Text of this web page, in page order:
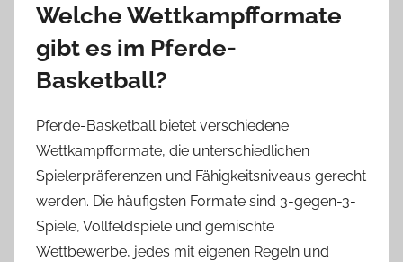
Welche Wettkampfformate
gibt es im Pferde-
Basketball?
Pferde-Basketball bietet verschiedene
Wettkampfformate, die unterschiedlichen
Spielerpräferenzen und Fähigkeitsniveaus gerecht
werden. Die häufigsten Formate sind 3-gegen-3-
Spiele, Vollfeldspiele und gemischte
Wettbewerbe, jedes mit eigenen Regeln und